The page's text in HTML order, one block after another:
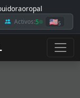
Activos:5 🇺🇸5